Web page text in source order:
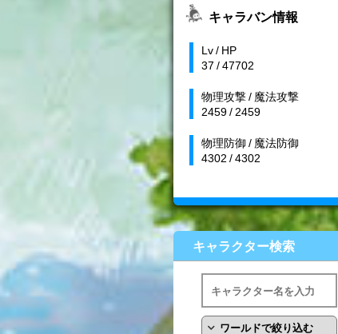
キャラバン情報
Lv / HP
37 / 47702
物理攻撃 / 魔法攻撃
2459 / 2459
物理防御 / 魔法防御
4302 / 4302
キャラクター検索